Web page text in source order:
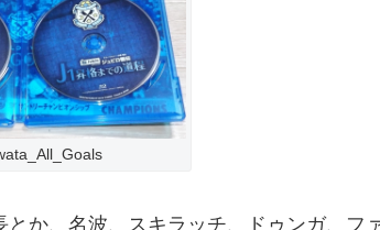
とか、名波、スキラッチ、ドゥンガ、フ